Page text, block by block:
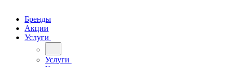
Бренды
Акции
Услуги
Услуги